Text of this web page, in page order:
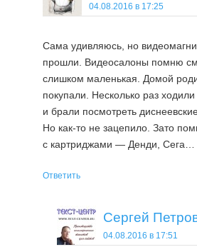
04.08.2016 в 17:25
Сама удивляюсь, но
прошли. Видеосалоны помню
слишком маленькая. Домой
покупали. Несколько раз
и брали посмотреть
Но как-то не зацепило. Зато
с картриджами — Денди, Сега…
Ответить
Сергей
04.08.2016 в 17:51